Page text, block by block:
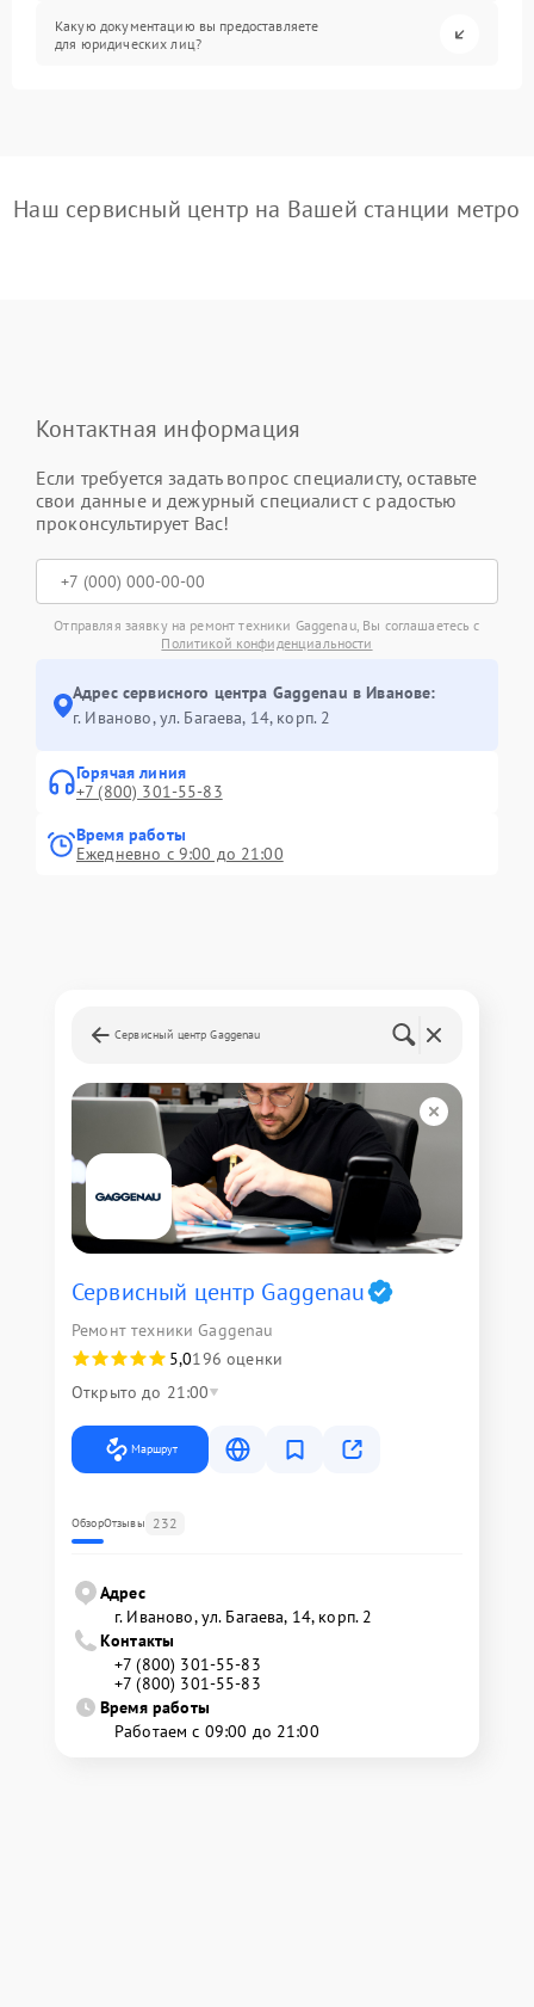
Какую документацию вы предоставляете
для юридических лиц?
Наш сервисный центр на Вашей станции метро
Контактная информация
Если требуется задать вопрос специалисту, оставьте
свои данные и дежурный специалист с радостью
проконсультирует Вас!
Отправляя заявку на ремонт техники Gaggenau, Вы соглашаетесь с
Политикой конфиденциальности
Адрес сервисного центра Gaggenau в Иванове:
г. Иваново, ул. Багаева, 14, корп. 2
Горячая линия
+7 (800) 301-55-83
Время работы
Ежедневно с 9:00 до 21:00
Сервисный центр Gaggenau
Сервисный центр Gaggenau
Ремонт техники Gaggenau
5,0196 оценки
Открыто до 21:00
Маршрут
ОбзорОтзывы 232
Адрес
г. Иваново, ул. Багаева, 14, корп. 2
Контакты
+7 (800) 301-55-83
+7 (800) 301-55-83
Время работы
Работаем с 09:00 до 21:00